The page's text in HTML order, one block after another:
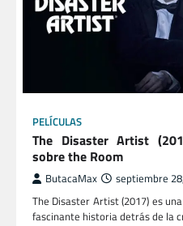
PELÍCULAS
The Disaster Artist
sobre the Room
ButacaMax septiembre
The Disaster Artist (2017) es
fascinante historia detrás de la